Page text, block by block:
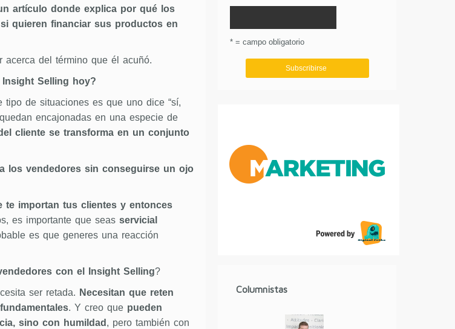
artículo donde explica por qué los
quieren financiar sus productos en
acerca del término que él acuñó.
Selling hoy?
de situaciones es que uno dice “sí,
encajonadas en una especie de
cliente se transforma en un conjunto
los vendedores sin conseguirse un ojo
te importan tus clientes y entonces
es importante que seas servicial
es que generes una reacción
con el Insight Selling?
ser retada. Necesitan que reten
. Y creo que pueden
sino con humildad , pero también con
* = campo obligatorio
Columnistas